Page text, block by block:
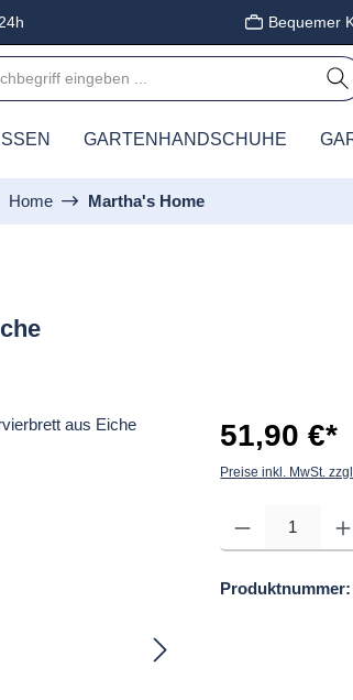
Bequemer
GARTENHANDSCHUHE
Home Martha's Home
51,90 €*
Preise inkl. MwSt.
Produkt Anzahl: Gib